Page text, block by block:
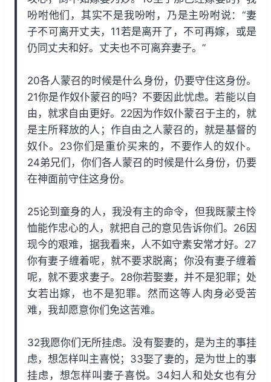
吩咐他们，其实不是我吩咐，乃是主吩咐说：“妻
子不可离开丈夫，11若是离开了，不可再嫁，或是
仍同丈夫和好。丈夫也不可离弃妻子。”
20各人蒙召的时候是什么身份，仍要守住这身份。
21你是作奴仆蒙召的吗？不要因此忧虑。若能以自
由，就求自由更好。22因为作奴仆蒙召于主的，就
是主所释放的人；作自由之人蒙召的，就是基督的
奴仆。23你们是重价买来的，不要作人的奴仆。
24弟兄们，你们各人蒙召的时候是什么身份，仍要
在神面前守住这身份。
25论到童身的人，我没有主的命令，但我既蒙主怜
恤能作忠心的人，就把自己的意见告诉你们。26因
现今的艰难，据我看来，人不如守素安常才好。27
你有妻子缠着呢，就不要求脱离；你没有妻子缠着
呢，就不要求妻子。28你若娶妻，并不是犯罪；处
女若出嫁，也不是犯罪。然而这等人肉身必受苦
难，我却愿意你们免这苦难。
32我愿你们无所挂虑。没有娶妻的，是为主的事挂
虑，想怎样叫主喜悦；33娶了妻的，是为世上的事
挂虑，想怎样叫妻子喜悦。34妇人和处女也有分